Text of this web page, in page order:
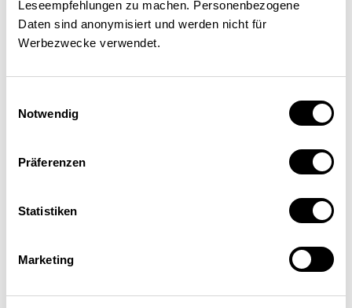
Leseempfehlungen zu machen. Personenbezogene
Daten sind anonymisiert und werden nicht für
Werbezwecke verwendet.
Notwendig
Präferenzen
Statistiken
Marketing
Bernhard Weber
travail et politique sociale, Secrétariat d’État à
Vous pourriez aussi être
intéressé par